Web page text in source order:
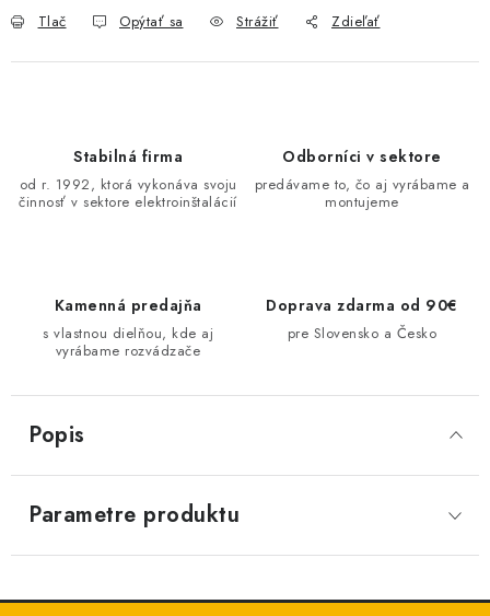
VÝPREDAJ
Reklamačný poriadok
Tlač Opýtať sa Strážiť Zdieľať
Stabilná firma
od r. 1992, ktorá vykonáva svoju
činnosť v sektore elektroinštalácií
Odborníci v sektore
predávame to, čo aj vyrábame a
montujeme
Kamenná predajňa
s vlastnou dielňou, kde aj
vyrábame rozvádzače
Doprava zdarma od 90€
pre Slovensko a Česko
Popis
Parametre produktu